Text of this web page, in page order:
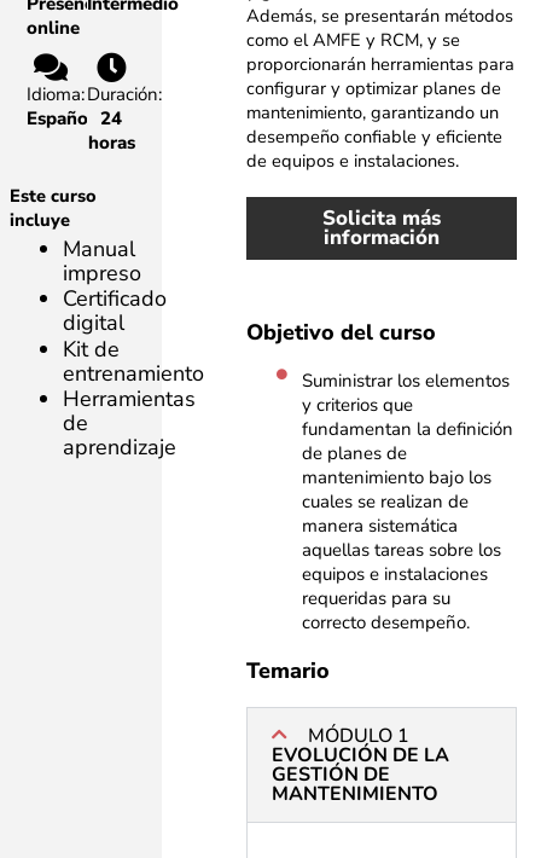
online
Idioma:
Español
Duración:
24
horas
Este curso
incluye
Manual
impreso
Certificado
digital
Kit de
entrenamiento
Herramientas
de
aprendizaje
Además, se presentarán métodos
como el AMFE y RCM, y se
proporcionarán herramientas para
configurar y optimizar planes de
mantenimiento,garantizando un
desempeño confiable y eficiente
de equipos e instalaciones.
Solicita más
información
Objetivo del curso
Suministrar los elementos
y criterios que
fundamentan la definición
de planes de
mantenimiento bajo los
cuales se realizan de
manera sistemática
aquellas tareas sobre los
equipos e instalaciones
requeridas para su
correcto desempeño.​
Temario
MÓDULO 1
EVOLUCIÓN DE LA
GESTIÓN DE
MANTENIMIENTO​